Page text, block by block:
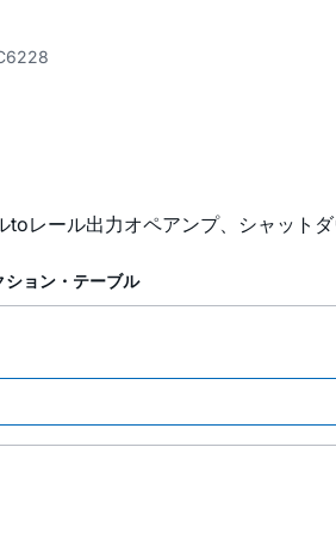
レール出力オペアンプ、シャットダ
ション・テーブル